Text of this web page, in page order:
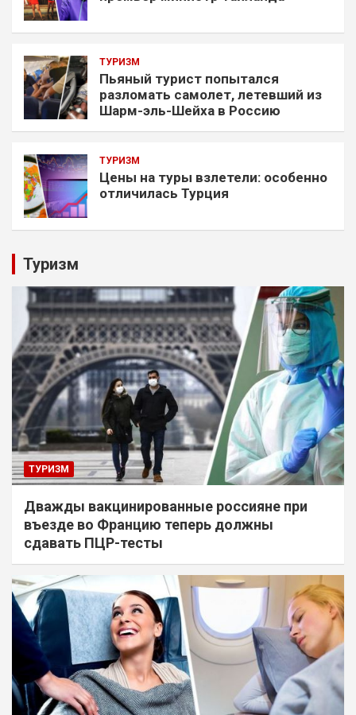
ТУРИЗМ
Пьяный турист попытался
разломать самолет, летевший из
Шарм-эль-Шейха в Россию
ТУРИЗМ
Цены на туры взлетели: особенно
отличилась Турция
Туризм
ТУРИЗМ
Дважды вакцинированные россияне при
въезде во Францию теперь должны
сдавать ПЦР-тесты